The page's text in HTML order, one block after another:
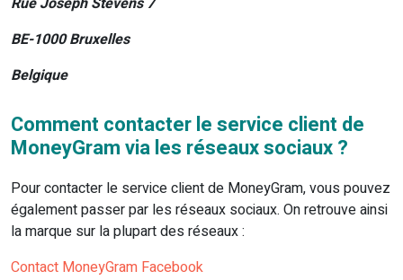
BE-1000 Bruxelles
Belgique
Comment contacter le service client de
MoneyGram via les réseaux sociaux ?
Pour contacter le service client de MoneyGram, vous pouvez
également passer par les réseaux sociaux. On retrouve ainsi
la marque sur la plupart des réseaux :
Contact MoneyGram Facebook